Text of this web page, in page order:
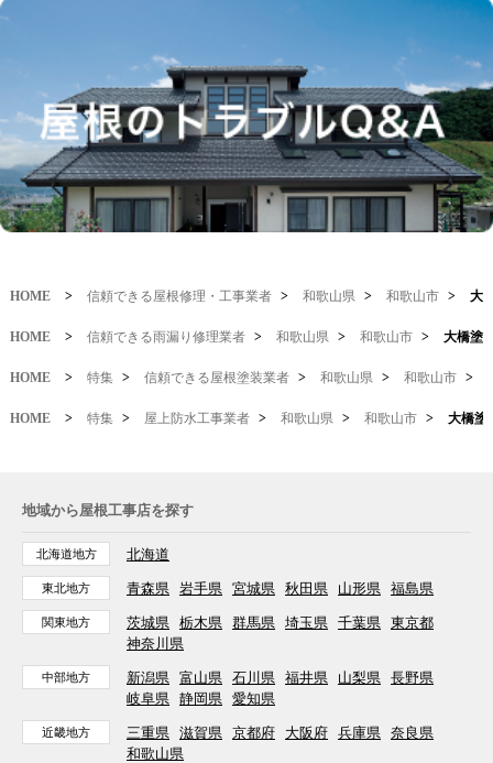
HOME > 信頼できる屋根修理・工事業者 > 和歌山県 > 和歌山市 > 大
HOME > 信頼できる雨漏り修理業者 > 和歌山県 > 和歌山市 > 大橋塗
HOME > 特集 > 信頼できる屋根塗装業者 > 和歌山県 > 和歌山市 >
HOME > 特集 > 屋上防水工事業者 > 和歌山県 > 和歌山市 > 大橋塗
地域から屋根工事店を探す
北海道地方 北海道
東北地方 青森県 岩手県 宮城県 秋田県 山形県 福島県
関東地方 茨城県 栃木県 群馬県 埼玉県 千葉県 東京都
神奈川県
中部地方 新潟県 富山県 石川県 福井県 山梨県 長野県
岐阜県 静岡県 愛知県
近畿地方 三重県 滋賀県 京都府 大阪府 兵庫県 奈良県
和歌山県